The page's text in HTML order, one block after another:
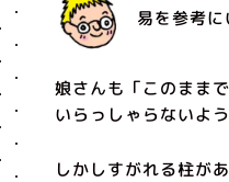
易を参考
娘さんも「このまま
いらっしゃらないよう
しかしすがれる柱が